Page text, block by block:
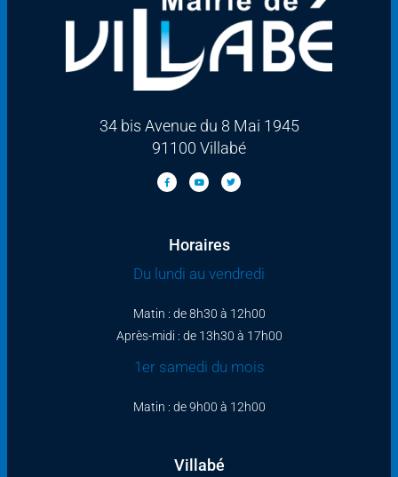
34 bis Avenue du 8 Mai 1945
91100 Villabé
Horaires
Du lundi au vendredi
Matin : de 8h30 à 12h00
Après-midi : de 13h30 à 17h00
1er samedi du mois
Matin : de 9h00 à 12h00
Villabé